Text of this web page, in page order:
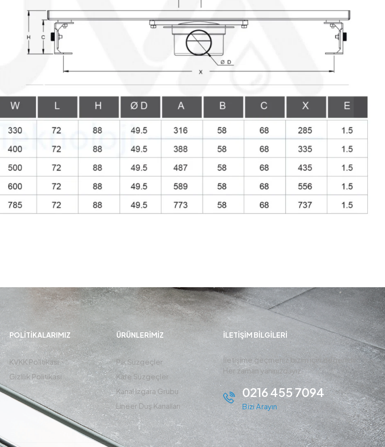
POLITIKALARIMIZ
KVKK Politikası
Gizlilik Politikası
ÜRÜNLERIMIZ
Pik Süzgeçler
Kare Süzgeçler
Kanal Izgara Grubu
Lineer Duş Kanalları
İLETIŞIM BİLGİLERİ
İletişime geçmeniz bizim için değerlidir ,
Her zaman yanınızdayız.
0216 455 7094
Bizi Arayın